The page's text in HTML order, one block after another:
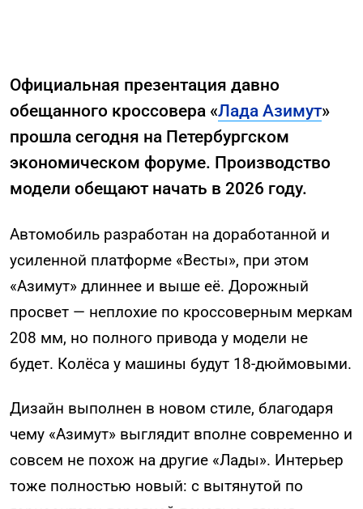
Официальная презентация давно
обещанного кроссовера «Лада Азимут»
прошла сегодня на Петербургском
экономическом форуме. Производство
модели обещают начать в 2026 году.
Автомобиль разработан на доработанной и
усиленной платформе «Весты», при этом
«Азимут» длиннее и выше её. Дорожный
просвет — неплохие по кроссоверным меркам
208 мм, но полного привода у модели не
будет. Колёса у машины будут 18-дюймовыми.
Дизайн выполнен в новом стиле, благодаря
чему «Азимут» выглядит вполне современно и
совсем не похож на другие «Лады». Интерьер
тоже полностью новый: с вытянутой по